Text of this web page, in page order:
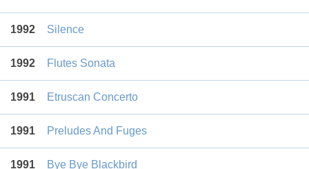
1992 Silence
1992 Flutes Sonata
1991 Etruscan Concerto
1991 Preludes And Fuges
1991 Bye Bye Blackbird